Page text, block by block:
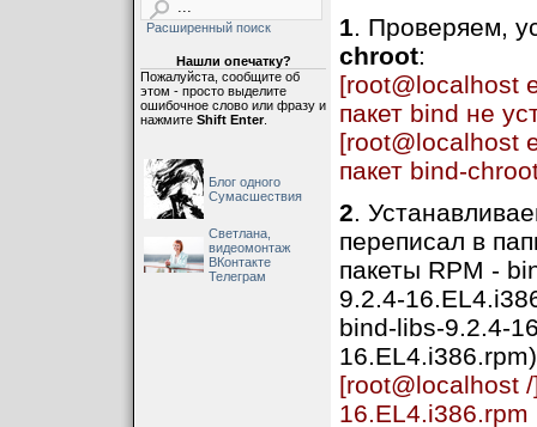
Расширенный поиск
Нашли опечатку?
Пожалуйста, сообщите об
этом - просто выделите
ошибочное слово или фразу и
нажмите Shift Enter.
Блог одного
Сумасшествия
Светлана,
видеомонтаж
ВКонтакте
Телеграм
1. Проверяем,
chroot:
[root@localhost
пакет bind не
[root@localhost
пакет bind-
2.
переписал в
пакеты RPM -
9.2.4-
bind-libs-9.2.4-
[root@localhost
16.EL4.i386.rpm